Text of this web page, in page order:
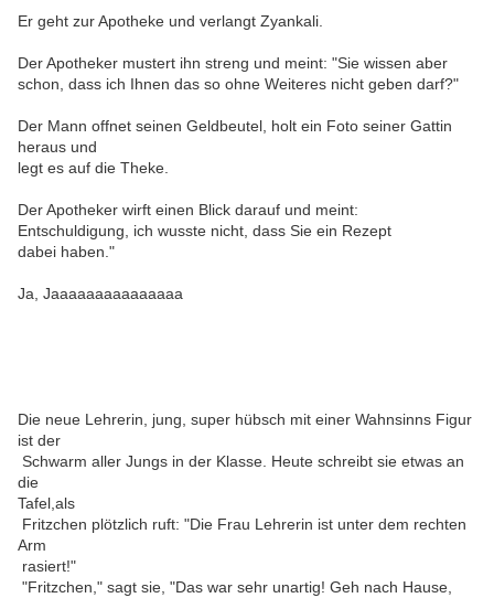
Er geht zur Apotheke und verlangt Zyankali.
Der Apotheker mustert ihn streng und meint: "Sie wissen aber
schon, dass ich Ihnen das so ohne Weiteres nicht geben darf?"
Der Mann offnet seinen Geldbeutel, holt ein Foto seiner Gattin
heraus und
legt es auf die Theke.
Der Apotheker wirft einen Blick darauf und meint:
Entschuldigung, ich wusste nicht, dass Sie ein Rezept
dabei haben."
Ja, Jaaaaaaaaaaaaaaa
Die neue Lehrerin, jung, super hübsch mit einer Wahnsinns Figur
ist der
Schwarm aller Jungs in der Klasse. Heute schreibt sie etwas an
die
Tafel,als
Fritzchen plötzlich ruft: "Die Frau Lehrerin ist unter dem rechten
Arm
rasiert!"
"Fritzchen," sagt sie, "Das war sehr unartig! Geh nach Hause,